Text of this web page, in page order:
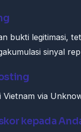
bukti legitimasi,
sinyal
Vietnam via
kepada